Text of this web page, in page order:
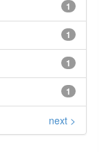
1
1
1
1
next >